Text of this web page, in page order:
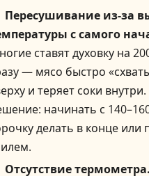
Пересушивание из-за
с самого
ставят духовку на
— мясо быстро
и теряет соки внутри.
начинать с
делать в конце или
Отсутствие термометра.